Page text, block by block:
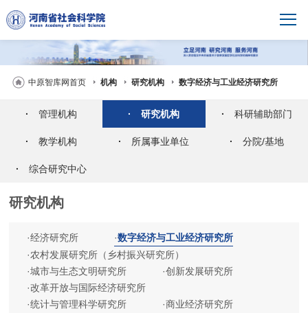
中原智库网首页 机构 研究机构 数字经济与工业经济研究所
· 管理机构 · 研究机构 · 科研辅助部门
· 教学机构 · 所属事业单位 · 分院/基地
· 综合研究中心
研究机构
·经济研究所 ·数字经济与工业经济研究所
·农村发展研究所（乡村振兴研究所）
·城市与生态文明研究所 ·创新发展研究所
·改革开放与国际经济研究所
·统计与管理科学研究所 ·商业经济研究所